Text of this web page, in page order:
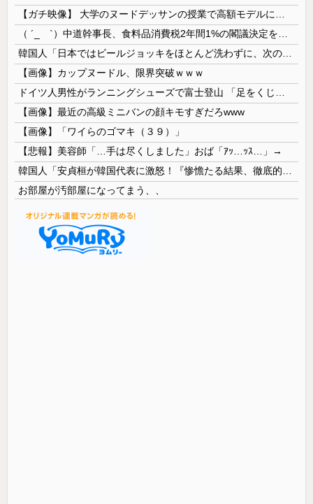
【画像】カップヌードル、限界突破ｗｗｗ
【画像】最近の高級ミニバンの顔キモすぎだろwww
【画像】「ワイらのゴマキ（３９）」
【悲報】美容師「…手は尽くしました」おば「ｱｯ…ｯｽ…」→
お部屋が汚部屋になってまう、、